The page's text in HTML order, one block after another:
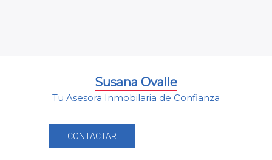
Susana Ovalle
Tu Asesora Inmobilaria de Confianza
CONTACTAR